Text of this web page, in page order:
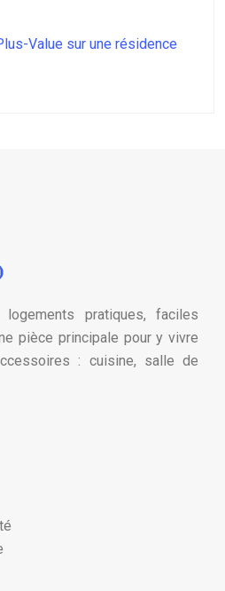
Value sur une résidence
pratiques, faciles
pièce principale pour y vivre
: cuisine, salle de